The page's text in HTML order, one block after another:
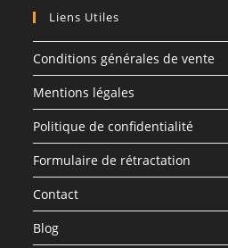
Liens Utiles
Conditions générales de vente
Mentions légales
Politique de confidentialité
Formulaire de rétractation
Contact
Blog